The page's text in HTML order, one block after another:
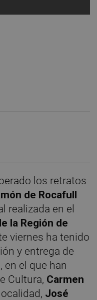
los retratos
de Rocafull
realizada en el
la Región de
viernes ha tenido
y entrega de
en el que han
Cultura, Carmen
José